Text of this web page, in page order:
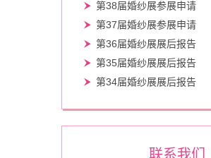
第38届婚纱展参展申请
第37届婚纱展参展申请
第36届婚纱展展后报告
第35届婚纱展展后报告
第34届婚纱展展后报告
联系我们